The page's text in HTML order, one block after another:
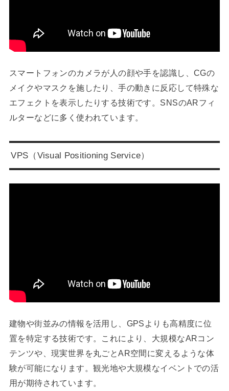
スマートフォンのカメラが人の顔や手を認識し、CGの
メイクやマスクを施したり、手の動きに反応して特殊な
エフェクトを表示したりする技術です。SNSのARフィ
ルターなどに多く使われています。
VPS（Visual Positioning Service）
建物や街並みの情報を活用し、GPSよりも高精度に位
置を特定する技術です。これにより、大規模なARコン
テンツや、現実世界を丸ごとAR空間に変えるような体
験が可能になります。観光地や大規模なイベントでの活
用が期待されています。